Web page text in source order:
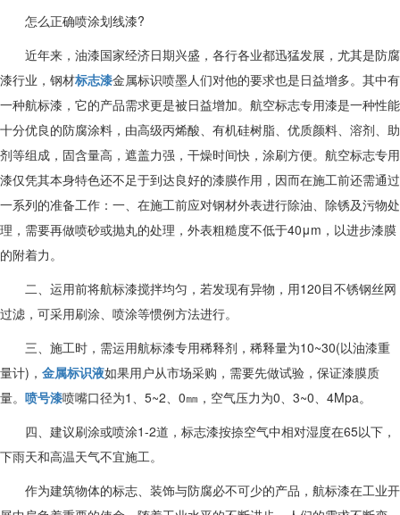
怎么正确喷涂划线漆?
近年来，油漆国家经济日期兴盛，各行各业都迅猛发展，尤其是防腐
漆行业，钢材标志漆金属标识喷墨人们对他的要求也是日益增多。其中有
一种航标漆，它的产品需求更是被日益增加。航空标志专用漆是一种性能
十分优良的防腐涂料，由高级丙烯酸、有机硅树脂、优质颜料、溶剂、助
剂等组成，固含量高，遮盖力强，干燥时间快，涂刷方便。航空标志专用
漆仅凭其本身特色还不足于到达良好的漆膜作用，因而在施工前还需通过
一系列的准备工作： 一、在施工前应对钢材外表进行除油、除锈及污物处
理，需要再做喷砂或抛丸的处理，外表粗糙度不低于40μm，以进步漆膜
的附着力。
二、运用前将航标漆搅拌均匀，若发现有异物，用120目不锈钢丝网
过滤，可采用刷涂、喷涂等惯例方法进行。
三、施工时，需运用航标漆专用稀释剂，稀释量为10~30(以油漆重
量计)， 金属标识液如果用户从市场采购，需要先做试验，保证漆膜质
量。 喷号漆喷嘴口径为1、5~2、0㎜，空气压力为0、3~0、4Mpa。
四、建议刷涂或喷涂1-2道，标志漆按捺空气中相对湿度在65以下，
下雨天和高温天气不宜施工。
作为建筑物体的标志、装饰与防腐必不可少的产品，航标漆在工业开